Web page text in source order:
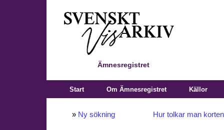
Ämnesregistret
Start Om Ämnesregistret Källor
» Ny sökning Hur tolkar man